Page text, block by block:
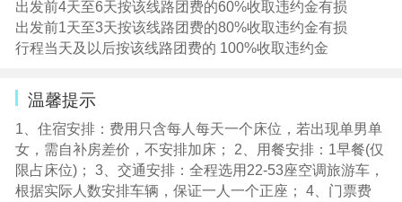
【办理入住须知】
2、住房押金由客人自行交付，以酒店当天收取为准约200-
500元/间，退房退回押金。
3、因旅游旺季，入住酒店时间为14：00—16：00分之
间，视酒店当天安排为准，敬请耐心等候！
出发前4天至6天按该线路团费的60%收取违约金有损
出发前1天至3天按该线路团费的80%收取违约金有损
行程当天及以后按该线路团费的 100%收取违约金
温馨提示
1、住宿安排：费用只含每人每天一个床位，若出现单男单
女，需自补房差价，不安排加床； 2、用餐安排：1早餐(仅
限占床位)； 3、交通安排：全程选用22-53座空调旅游车，
根据实际人数安排车辆，保证一人一个正座； 4、门票费